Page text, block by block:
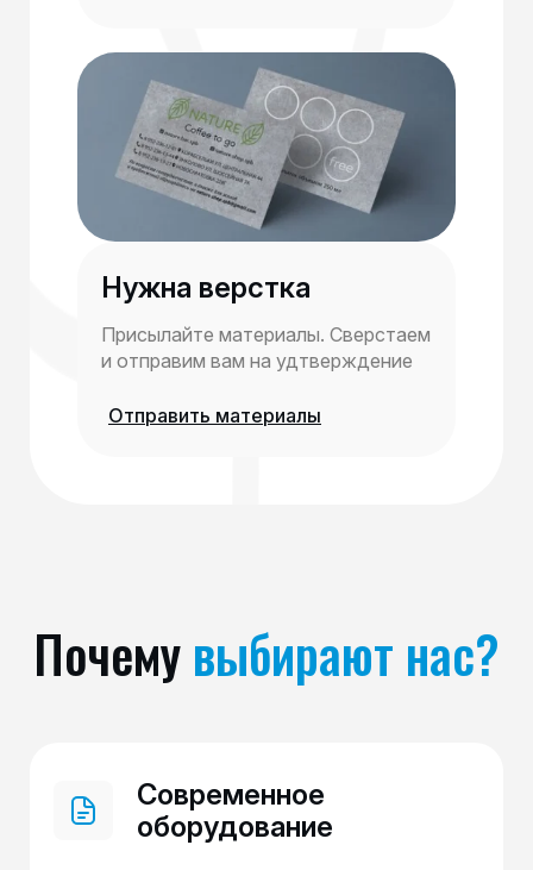
Нужна верстка
Присылайте материалы. Сверстаем
и отправим вам на удтверждение
Отправить материалы
Почемувыбирают нас?
Современное
оборудование